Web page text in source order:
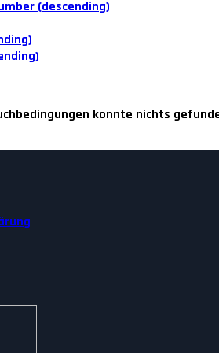
(descending)
konnte nichts